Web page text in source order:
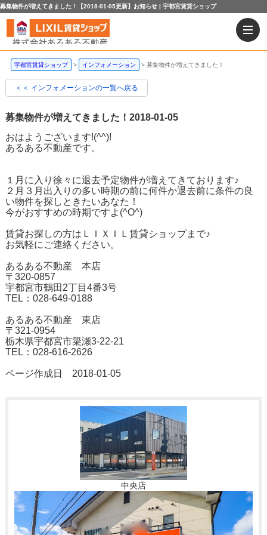
募集物件が増えてきました！【2018-01-05更新】お知らせ | 宇都宮賃貸ショップ
宇都宮賃貸ショップ インフォメーション 募集物件が増えてきました！
＜＜ インフォメーションの一覧へ戻る
募集物件が増えてきました！ 2018-01-05
おはようございます!(^^)!
あるある不動産です。
１月に入り徐々に退去予定物件が増えてきております♪
２月３月出入りの多い時期の前に何件か退去前に条件の良
い物件を探しときたいあなた！
今がおすすめの時期ですよ(^O^)
賃貸お探しの方はＬＩＸＩＬ賃貸ショップまで♪
お気軽にご連絡ください。
あるある不動産 本店
〒320-0857
宇都宮市鶴田2丁目4番3号
TEL：028-649-0188
あるある不動産 東店
〒321-0954
栃木県宇都宮市簗瀬3-22-21
TEL：028-616-2626
ページ作成日 2018-01-05
中央店